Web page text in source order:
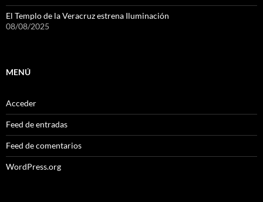
El Templo de la Veracruz estrena Iluminación
08/08/2025
MENÚ
Acceder
Feed de entradas
Feed de comentarios
WordPress.org